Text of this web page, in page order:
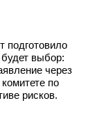
подготовило
выбор:
через
по
рисков.